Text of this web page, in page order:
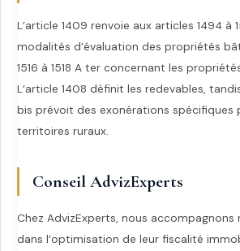
L’article 1409 renvoie aux articles 1494 à
modalités d’évaluation des propriétés
1516 à 1518 A ter concernant les
L’article 1408 définit les redevables,
bis prévoit des exonérations spécifiques
territoires ruraux.
Conseil AdvizExperts
Chez AdvizExperts, nous accompagnons
dans l’optimisation de leur fiscalité